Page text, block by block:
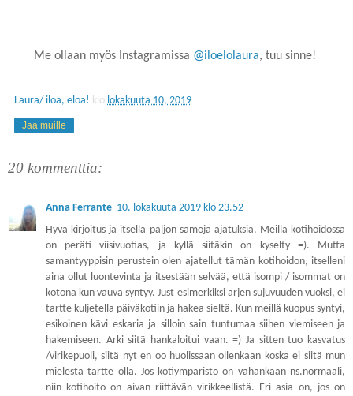
Me ollaan myös Instagramissa @iloelolaura, tuu sinne!
Laura/ iloa, eloa! klo lokakuuta 10, 2019
Jaa muille
20 kommenttia:
Anna Ferrante 10. lokakuuta 2019 klo 23.52
Hyvä kirjoitus ja itsellä paljon samoja ajatuksia. Meillä kotihoidossa
on peräti viisivuotias, ja kyllä siitäkin on kyselty =). Mutta
samantyyppisin perustein olen ajatellut tämän kotihoidon, itselleni
aina ollut luontevinta ja itsestään selvää, että isompi / isommat on
kotona kun vauva syntyy. Just esimerkiksi arjen sujuvuuden vuoksi, ei
tartte kuljetella päiväkotiin ja hakea sieltä. Kun meillä kuopus syntyi,
esikoinen kävi eskaria ja silloin sain tuntumaa siihen viemiseen ja
hakemiseen. Arki siitä hankaloitui vaan. =) Ja sitten tuo kasvatus
/virikepuoli, siitä nyt en oo huolissaan ollenkaan koska ei siitä mun
mielestä tartte olla. Jos kotiympäristö on vähänkään ns.normaali,
niin kotihoito on aivan riittävän virikkeellistä. Eri asia on, jos on